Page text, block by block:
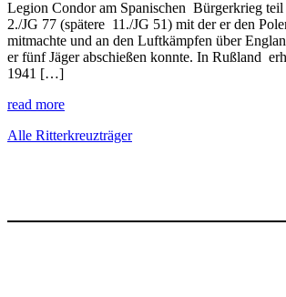
Legion Condor am Spanischen Bürgerkrieg
2./JG 77 (spätere 11./JG 51) mit der er den
mitmachte und an den Luftkämpfen über
er fünf Jäger abschießen konnte. In Rußland
1941 […]
read more
Alle Ritterkreuzträger